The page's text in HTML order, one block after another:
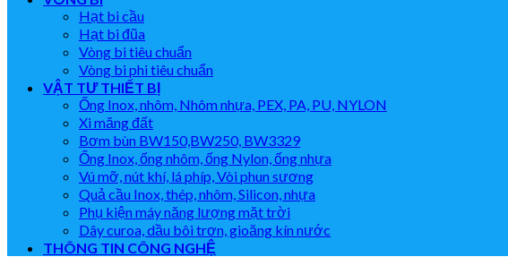
Hạt bi cầu
Hạt bi đũa
Vòng bi tiêu chuẩn
Vòng bi phi tiêu chuẩn
VẬT TƯ THIẾT BỊ
Ống Inox, nhôm, Nhôm nhựa, PEX, PA, PU, NYLON
Xi măng đất
Bơm bùn BW150,BW250, BW3329
Ống Inox, ống nhôm, ống Nylon, ống nhựa
Vú mỡ, nút khí, lá phíp, Vòi phun sương
Quả cầu Inox, thép, nhôm, Silicon, nhựa
Phụ kiện máy năng lượng mặt trời
Dây curoa, dầu bôi trơn, gioăng kín nước
THÔNG TIN CÔNG NGHỆ